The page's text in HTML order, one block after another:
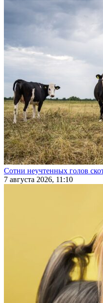
Сотни неучтенных голов
7 августа 2026, 11:10